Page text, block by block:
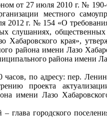
от 27 июля 2010 г. №
местного
2012 г. № 154 «О
слушаниях,
края»,
района имени Лазо
района имени
по адресу: пер.
проекта
имени Лазо
глава городского